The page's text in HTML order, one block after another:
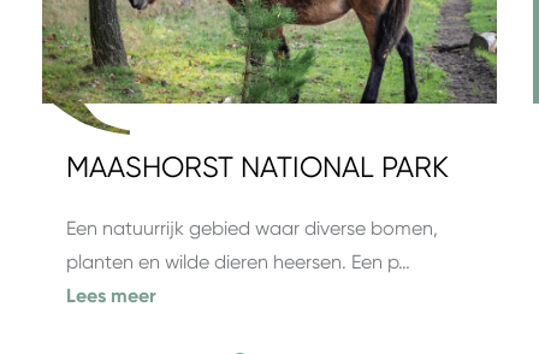
MAASHORST NATIONAL PARK
Een natuurrijk gebied waar diverse bomen,
planten en wilde dieren heersen. Een p…
Lees meer